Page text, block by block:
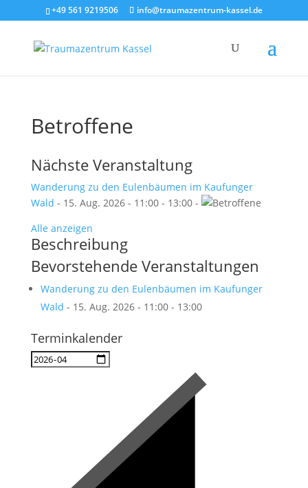
+49 561 9219506 info@traumazentrum-kassel.de
Betroffene
Nächste Veranstaltung
Wanderung zu den Eulenbäumen im Kaufunger
Wald - 15. Aug. 2026 - 11:00 - 13:00 -
Alle anzeigen
Beschreibung
Bevorstehende Veranstaltungen
Wanderung zu den Eulenbäumen im Kaufunger
Wald - 15. Aug. 2026 - 11:00 - 13:00
Terminkalender